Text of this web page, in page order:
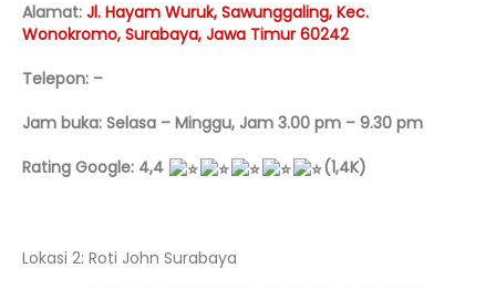
Alamat: Jl. Hayam Wuruk, Sawunggaling, Kec.
Wonokromo, Surabaya, Jawa Timur 60242
Telepon: –
Jam buka: Selasa – Minggu, Jam 3.00 pm – 9.30 pm
Rating Google: 4,4
(1,4K)
Lokasi 2: Roti John Surabaya